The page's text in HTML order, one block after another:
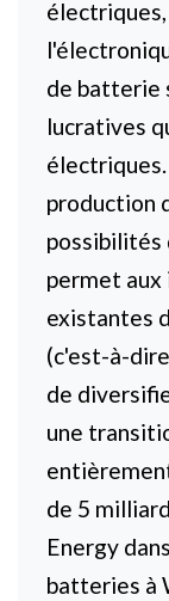
de batterie
lucratives
production
possibilités
permet aux
existantes
(c'est-à-
de
une
de 5
Energy
batteries à